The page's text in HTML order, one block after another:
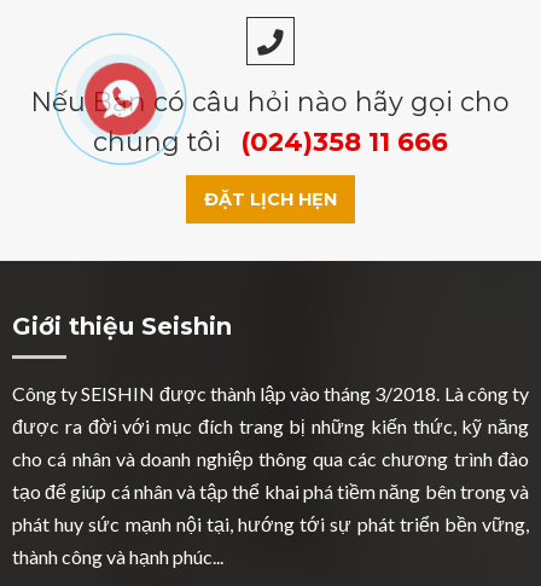
Nếu Bạn có câu hỏi nào hãy gọi cho
chúng tôi
(024)358 11 666
ĐẶT LỊCH HẸN
Giới thiệu Seishin
Công ty SEISHIN được thành lập vào tháng 3/2018. Là công ty
được ra đời với mục đích trang bị những kiến thức, kỹ năng
cho cá nhân và doanh nghiệp thông qua các chương trình đào
tạo để giúp cá nhân và tập thể khai phá tiềm năng bên trong và
phát huy sức mạnh nội tại, hướng tới sự phát triển bền vững,
thành công và hạnh phúc...